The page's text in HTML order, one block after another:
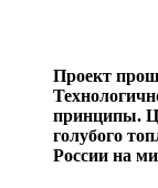
Проект
принципы.
голубого
России на